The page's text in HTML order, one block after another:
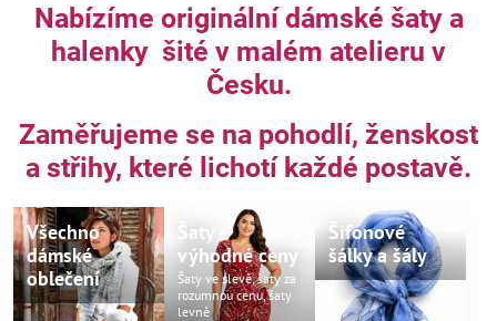
Nabízíme originální dámské šaty a
halenky šité v malém atelieru v
Česku.
Zaměřujeme se na pohodlí, ženskost
a střihy, které lichotí každé postavě.
Všechno
dámské
oblečení
Šaty -
výhodné ceny
Šaty ve slevě, šaty za
rozumnou cenu, šaty
levně
Šifonové
šálky a šály